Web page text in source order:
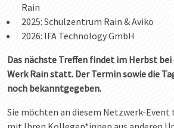
Rain
2025: Schulzentrum Rain & Aviko
2026: IFA Technology GmbH
Das nächste Treffen findet im Herbst bei
Werk Rain statt. Der Termin sowie die
noch bekanntgegeben.
Sie möchten an diesem Netzwerk-Event